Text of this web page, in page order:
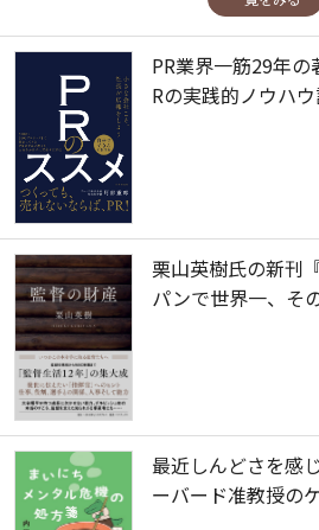
PR業界一筋29年
Rの実践的ノウハ
栗山英樹氏の新刊
パンで世界一、そ
最近しんどさを感
ーバード准教授の